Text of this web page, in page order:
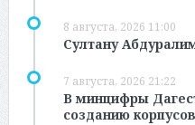
8 августа, 2026 11:00
Султану
7 августа, 2026 21:22
В минцифры
созданию